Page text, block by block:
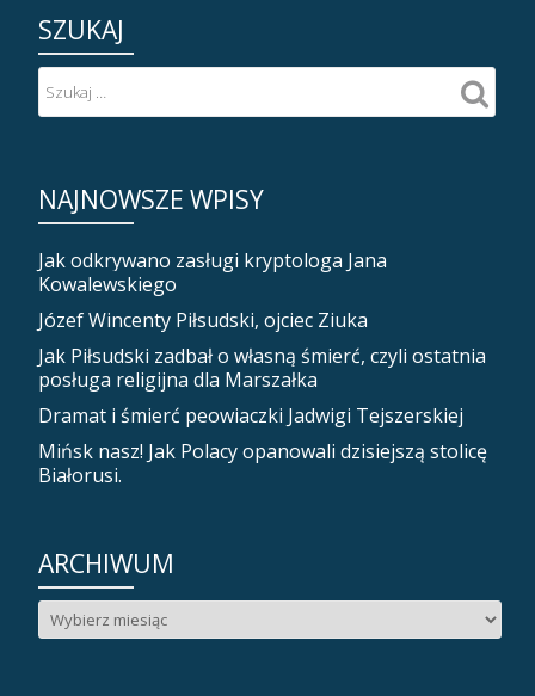
SZUKAJ
NAJNOWSZE WPISY
Jak odkrywano zasługi kryptologa Jana
Kowalewskiego
Józef Wincenty Piłsudski, ojciec Ziuka
Jak Piłsudski zadbał o własną śmierć, czyli ostatnia
posługa religijna dla Marszałka
Dramat i śmierć peowiaczki Jadwigi Tejszerskiej
Mińsk nasz! Jak Polacy opanowali dzisiejszą stolicę
Białorusi.
ARCHIWUM
Archiwum